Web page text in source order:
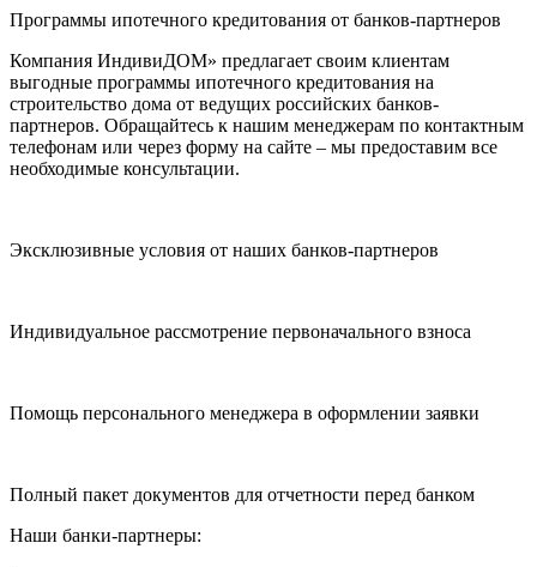
Программы ипотечного кредитования от банков-партнеров
Компания ИндивиДОМ» предлагает своим клиентам
выгодные программы ипотечного кредитования на
строительство дома от ведущих российских банков-
партнеров. Обращайтесь к нашим менеджерам по контактным
телефонам или через форму на сайте – мы предоставим все
необходимые консультации.
Эксклюзивные условия от наших банков-партнеров
Индивидуальное рассмотрение первоначального взноса
Помощь персонального менеджера в оформлении заявки
Полный пакет документов для отчетности перед банком
Наши банки-партнеры: